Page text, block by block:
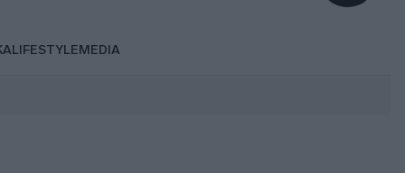
LIFESTYLEMEDIA